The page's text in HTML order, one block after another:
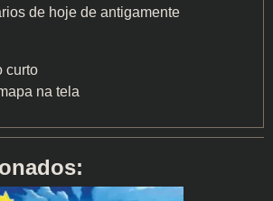
de hoje de antigamente
curto
na tela